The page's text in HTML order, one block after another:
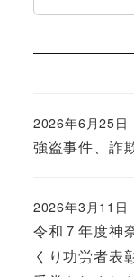
強盗事件、詐
2026年6月25日
令和７年度神
くり功労者表
2026年3月11日